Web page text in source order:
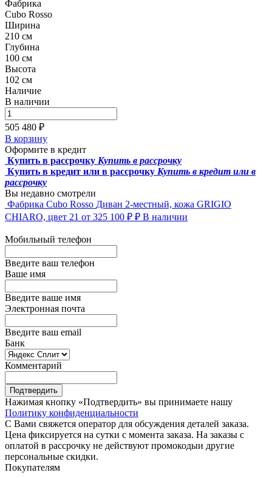
Фабрика
Cubo Rosso
Ширина
210 см
Глубина
100 см
Высота
102 см
Наличие
В наличии
505 480 ₽
В корзину
Оформите в кредит
Купить в рассрочку Купить в рассрочку
Купить в кредит или в рассрочку Купить в кредит или в
рассрочку
Вы недавно смотрели
Фабрика Cubo Rosso Диван 2-местный, кожа GRIGIO
CHIARO, цвет 21 от 325 100 ₽ ₽ В наличии
Мобильный телефон
Введите ваш телефон
Ваше имя
Введите ваше имя
Электронная почта
Введите ваш email
Банк
Комментарий
Подтвердить
Нажимая кнопку «Подтвердить» вы принимаете нашу
Политику конфиденциальности
С Вами свяжется оператор для обсуждения деталей заказа.
Цена фиксируется на сутки с момента заказа. На заказы с
оплатой в рассрочку не действуют промокодыи другие
персональные скидки.
Покупателям